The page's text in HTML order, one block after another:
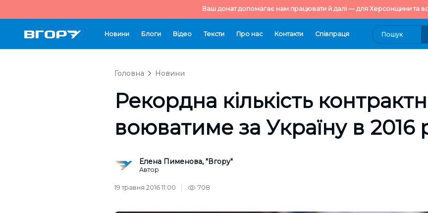
Ваш донат допомагає нам працювати й далі — для Херсонщини та
Новини Блоги Відео Тексти Про нас Контакти Cпівпраця
Головна Новини
Рекордна кількість
воюватиме за Україну в 2016
Елена Пименова, "Вгору"
Автор
19 травня 2016 11:00 708